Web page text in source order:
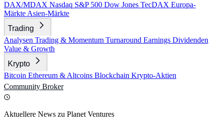
DAX/MDAX Nasdaq S&P 500 Dow Jones TecDAX Europa-
Märkte Asien-Märkte
Trading
Analysen Trading & Momentum Turnaround Earnings Dividenden
Value & Growth
Krypto
Bitcoin Ethereum & Altcoins Blockchain Krypto-Aktien
Community Broker
Aktuellere News zu Planet Ventures